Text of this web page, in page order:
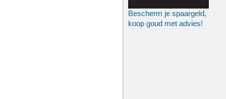
Bescherm je spaargeld,
koop goud met advies!